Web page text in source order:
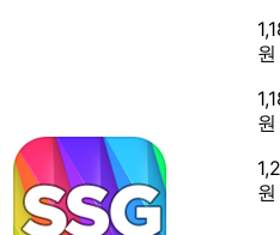
원
원
원